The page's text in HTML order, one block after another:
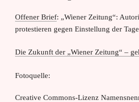
Offener Brief: „Wiener Zeitung“:
protestieren gegen Einstellung der
Die Zukunft der „Wiener Zeitung“ –
Fotoquelle:
Creative Commons-Lizenz